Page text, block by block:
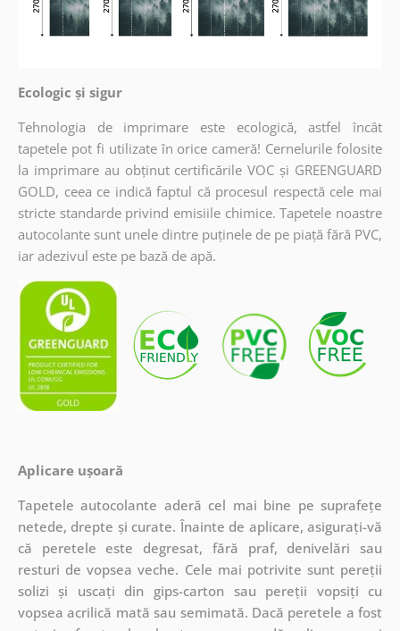
Ecologic și sigur
Tehnologia de imprimare este ecologică, astfel încât
tapetele pot fi utilizate în orice cameră! Cernelurile folosite
la imprimare au obținut certificările VOC și GREENGUARD
GOLD, ceea ce indică faptul că procesul respectă cele mai
stricte standarde privind emisiile chimice. Tapetele noastre
autocolante sunt unele dintre puținele de pe piață fără PVC,
iar adezivul este pe bază de apă.
Aplicare ușoară
Tapetele autocolante aderă cel mai bine pe suprafețe
netede, drepte și curate. Înainte de aplicare, asigurați-vă
că peretele este degresat, fără praf, denivelări sau
resturi de vopsea veche. Cele mai potrivite sunt pereții
solizi și uscați din gips-carton sau pereții vopsiți cu
vopsea acrilică mată sau semimată. Dacă peretele a fost